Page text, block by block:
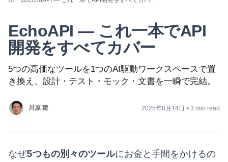
EchoAPI — これ一本でAPI
開発をすべてカバー
5つの高価なツールを1つのAI駆動ワークスペースで置
き換え、設計・テスト・モック・文書を一瞬で完結。
川原 建 2025年8月14日 • 3 min read
なぜ5つもの別々のツールにお金と手間をかけるの